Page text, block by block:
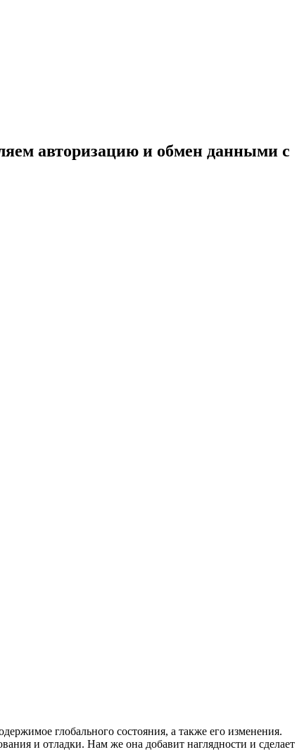
авторизацию и обмен данными с
глобального состояния, а также его изменения.
и отладки. Нам же она добавит наглядности и сделает